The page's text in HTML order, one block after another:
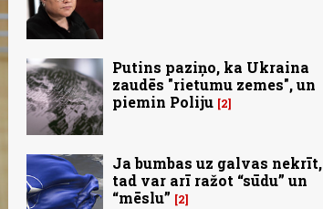
Putins paziņo, ka Ukraina
zaudēs "rietumu zemes", un
piemin Poliju 2
Ja bumbas uz galvas nekrīt,
tad var arī ražot “sūdu” un
“mēslu”
2